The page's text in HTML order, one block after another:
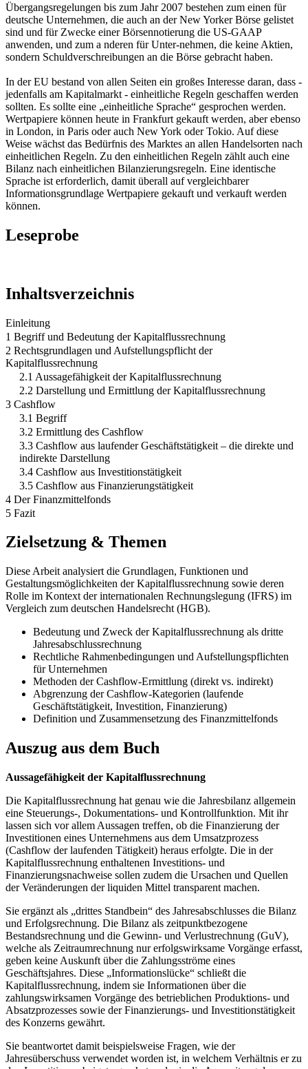
Übergangsregelungen bis zum Jahr 2007 bestehen zum einen für
deutsche Unternehmen, die auch an der New Yorker Börse gelistet
sind und für Zwecke einer Börsennotierung die US-GAAP
anwenden, und zum a nderen für Unter-nehmen, die keine Aktien,
sondern Schuldverschreibungen an die Börse gebracht haben.
In der EU bestand von allen Seiten ein großes Interesse daran, dass -
jedenfalls am Kapitalmarkt - einheitliche Regeln geschaffen werden
sollten. Es sollte eine „einheitliche Sprache“ gesprochen werden.
Wertpapiere können heute in Frankfurt gekauft werden, aber ebenso
in London, in Paris oder auch New York oder Tokio. Auf diese
Weise wächst das Bedürfnis des Marktes an allen Handelsorten nach
einheitlichen Regeln. Zu den einheitlichen Regeln zählt auch eine
Bilanz nach einheitlichen Bilanzierungsregeln. Eine identische
Sprache ist erforderlich, damit überall auf vergleichbarer
Informationsgrundlage Wertpapiere gekauft und verkauft werden
können.
Leseprobe
Inhaltsverzeichnis
Einleitung
1 Begriff und Bedeutung der Kapitalflussrechnung
2 Rechtsgrundlagen und Aufstellungspflicht der
Kapitalflussrechnung
2.1 Aussagefähigkeit der Kapitalflussrechnung
2.2 Darstellung und Ermittlung der Kapitalflussrechnung
3 Cashflow
3.1 Begriff
3.2 Ermittlung des Cashflow
3.3 Cashflow aus laufender Geschäftstätigkeit – die direkte und
indirekte Darstellung
3.4 Cashflow aus Investitionstätigkeit
3.5 Cashflow aus Finanzierungstätigkeit
4 Der Finanzmittelfonds
5 Fazit
Zielsetzung & Themen
Diese Arbeit analysiert die Grundlagen, Funktionen und
Gestaltungsmöglichkeiten der Kapitalflussrechnung sowie deren
Rolle im Kontext der internationalen Rechnungslegung (IFRS) im
Vergleich zum deutschen Handelsrecht (HGB).
Bedeutung und Zweck der Kapitalflussrechnung als dritte
Jahresabschlussrechnung
Rechtliche Rahmenbedingungen und Aufstellungspflichten
für Unternehmen
Methoden der Cashflow-Ermittlung (direkt vs. indirekt)
Abgrenzung der Cashflow-Kategorien (laufende
Geschäftstätigkeit, Investition, Finanzierung)
Definition und Zusammensetzung des Finanzmittelfonds
Auszug aus dem Buch
Aussagefähigkeit der Kapitalflussrechnung
Die Kapitalflussrechnung hat genau wie die Jahresbilanz allgemein
eine Steuerungs-, Dokumentations- und Kontrollfunktion. Mit ihr
lassen sich vor allem Aussagen treffen, ob die Finanzierung der
Investitionen eines Unternehmens aus dem Umsatzprozess
(Cashflow der laufenden Tätigkeit) heraus erfolgte. Die in der
Kapitalflussrechnung enthaltenen Investitions- und
Finanzierungsnachweise sollen zudem die Ursachen und Quellen
der Veränderungen der liquiden Mittel transparent machen.
Sie ergänzt als „drittes Standbein“ des Jahresabschlusses die Bilanz
und Erfolgsrechnung. Die Bilanz als zeitpunktbezogene
Bestandsrechnung und die Gewinn- und Verlustrechnung (GuV),
welche als Zeitraumrechnung nur erfolgswirksame Vorgänge erfasst,
geben keine Auskunft über die Zahlungsströme eines
Geschäftsjahres. Diese „Informationslücke“ schließt die
Kapitalflussrechnung, indem sie Informationen über die
zahlungswirksamen Vorgänge des betrieblichen Produktions- und
Absatzprozesses sowie der Finanzierungs- und Investitionstätigkeit
des Konzerns gewährt.
Sie beantwortet damit beispielsweise Fragen, wie der
Jahresüberschuss verwendet worden ist, in welchem Verhältnis er zu